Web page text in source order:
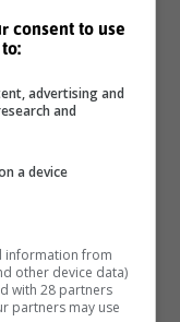
vir
met ses nuwe
stadion
consent to use
advertising and
and
a device
information from
other device data)
with 28 partners
partners may use